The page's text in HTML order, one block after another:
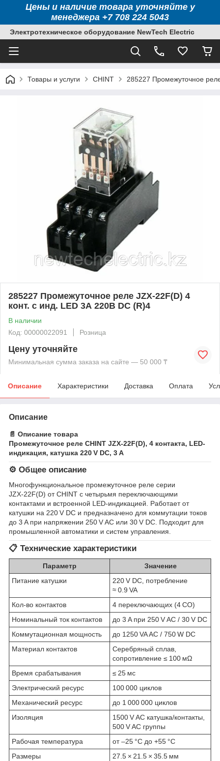
Цены и наличие товара уточняйте у
менеджера +7 708 224 5043
Электротехническое оборудование NewTech Electric
Товары и услуги CHINT 285227 Промежуточное
285227 Промежуточное реле JZX-22F(D) 4
конт. с инд. LED 3А 220В DC (R)4
В наличии
Код: 00000022091
Розница
Цену уточняйте
Минимальная сумма заказа на сайте — 50 000 ₸
Описание Характеристики Доставка Оплата
Описание
📄 Описание товара
Промежуточное реле CHINT JZX‑22F(D), 4 контакта, LED-
индикация, катушка 220 V DC, 3 A
⚙️ Общее описание
Многофункциональное промежуточное реле серии
JZX‑22F(D) от CHINT с четырьмя переключающими
контактами и встроенной LED-индикацией. Работает от
катушки на 220 V DC и предназначено для коммутации токов
до 3 A при напряжении 250 V AC или 30 V DC. Подходит для
промышленной автоматики и систем управления.
📋 Технические характеристики
Параметр
Значение
Питание катушки
220 V DC, потребление
≈ 0.9 VA
Кол-во контактов
4 переключающих (4 CO)
Номинальный ток контактов
до 3 A при 250 V AC / 30 V DC
Коммутационная мощность
до 1250 VA AC / 750 W DC
Материал контактов
Серебряный сплав,
сопротивление ≤ 100 мΩ
Время срабатывания
≤ 25 мс
Электрический ресурс
100 000 циклов
Механический ресурс
до 1 000 000 циклов
Изоляция
1500 V AC катушка/контакты,
500 V AC группы
Рабочая температура
от –25 °C до +55 °C
Размеры
27.5 × 21.5 × 35.5 мм